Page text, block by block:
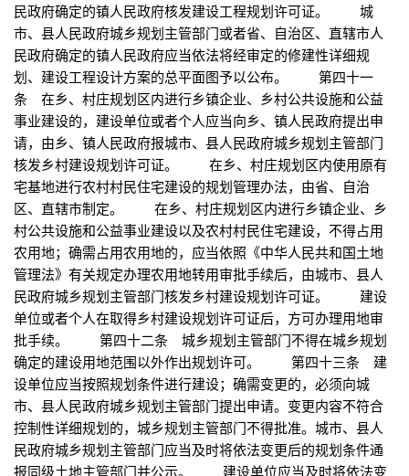
民政府确定的镇人民政府核发建设工程规划许可证。 城
市、县人民政府城乡规划主管部门或者省、自治区、直辖市人
民政府确定的镇人民政府应当依法将经审定的修建性详细规
划、建设工程设计方案的总平面图予以公布。 第四十一
条 在乡、村庄规划区内进行乡镇企业、乡村公共设施和公益
事业建设的，建设单位或者个人应当向乡、镇人民政府提出申
请，由乡、镇人民政府报城市、县人民政府城乡规划主管部门
核发乡村建设规划许可证。 在乡、村庄规划区内使用原有
宅基地进行农村村民住宅建设的规划管理办法，由省、自治
区、直辖市制定。 在乡、村庄规划区内进行乡镇企业、乡
村公共设施和公益事业建设以及农村村民住宅建设，不得占用
农用地；确需占用农用地的，应当依照《中华人民共和国土地
管理法》有关规定办理农用地转用审批手续后，由城市、县人
民政府城乡规划主管部门核发乡村建设规划许可证。 建设
单位或者个人在取得乡村建设规划许可证后，方可办理用地审
批手续。 第四十二条 城乡规划主管部门不得在城乡规划
确定的建设用地范围以外作出规划许可。 第四十三条 建
设单位应当按照规划条件进行建设；确需变更的，必须向城
市、县人民政府城乡规划主管部门提出申请。变更内容不符合
控制性详细规划的，城乡规划主管部门不得批准。城市、县人
民政府城乡规划主管部门应当及时将依法变更后的规划条件通
报同级土地主管部门并公示。 建设单位应当及时将依法变